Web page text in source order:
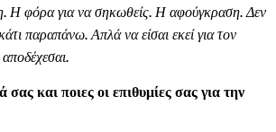
Η φόρα για να σηκωθείς. Η αφούγκραση. Δεν
παραπάνω. Απλά να είσαι εκεί για τον
σας και ποιες οι επιθυμίες σας για την